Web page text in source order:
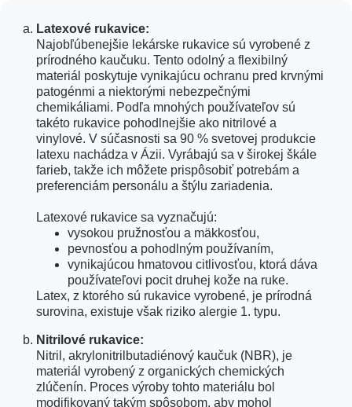
Ak pri práci dôjde k mechanickému
poškodeniu rukavice, poškodenú rukavice
bezpodmienečne zložte a nasaďte si novú.
Vždy zvoľte správnu veľkosť a materiál
rukavíc pre Vaše ruky.
Latexové rukavice:
Najobľúbenejšie lekárske rukavice sú vyrobené z
prírodného kaučuku. Tento odolný a flexibilný
materiál poskytuje vynikajúcu ochranu pred krvnými
patogénmi a niektorými nebezpečnými
chemikáliami. Podľa mnohých používateľov sú
takéto rukavice pohodlnejšie ako nitrilové a
vinylové. V súčasnosti sa 90 % svetovej produkcie
latexu nachádza v Ázii. Vyrábajú sa v širokej škále
farieb, takže ich môžete prispôsobiť potrebám a
preferenciám personálu a štýlu zariadenia.
Latexové rukavice sa vyznačujú:
vysokou pružnosťou a mäkkosťou,
pevnosťou a pohodlným používaním,
vynikajúcou hmatovou citlivosťou, ktorá dáva
používateľovi pocit druhej kože na ruke.
Latex, z ktorého sú rukavice vyrobené, je prírodná
surovina, existuje však riziko alergie 1. typu.
Nitrilové rukavice:
Nitril, akrylonitrilbutadiénový kaučuk (NBR), je
materiál vyrobený z organických chemických
zlúčenín. Proces výroby tohto materiálu bol
modifikovaný takým spôsobom, aby mohol